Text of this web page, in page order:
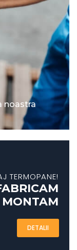
noastra
TERMOPANE!
MONTAM
DETALII